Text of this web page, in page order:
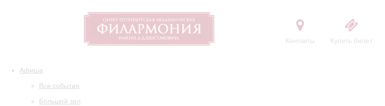
Контакты Купить билет
Афиша
Все события
Большой зал